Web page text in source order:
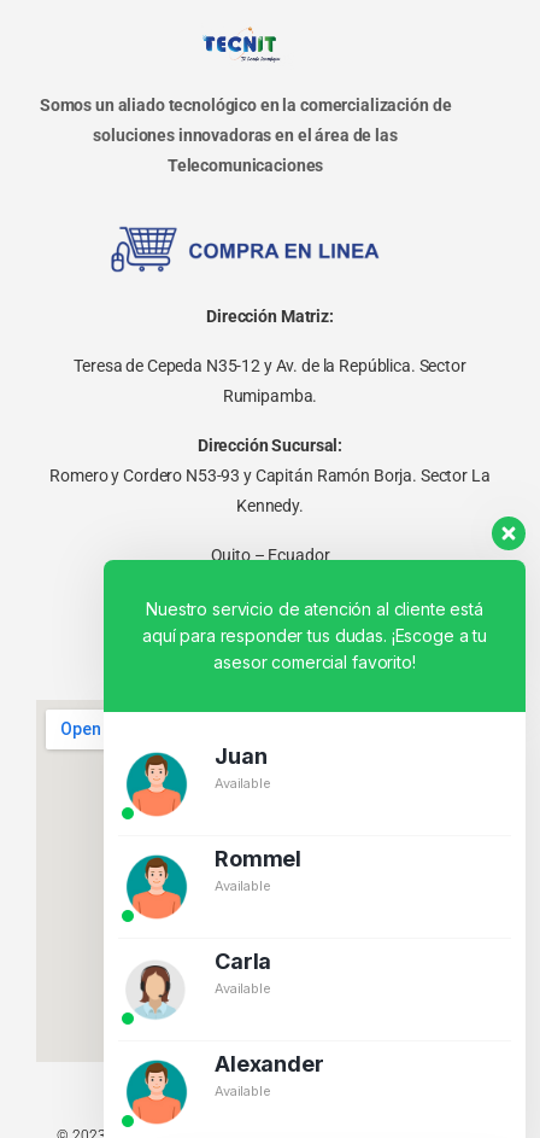
Somos un aliado tecnológico en la comercialización de
soluciones innovadoras en el área de las
Telecomunicaciones
Dirección Matriz:
Teresa de Cepeda N35-12 y Av. de la República. Sector
Rumipamba.
Dirección Sucursal:
Romero y Cordero N53-93 y Capitán Ramón Borja. Sector La
Kennedy.
Quito – Ecuador
Nuestro servicio de atención al cliente está
aquí para responder tus dudas. ¡Escoge a tu
asesor comercial favorito!
Juan
Available
Rommel
Available
Carla
Available
Alexander
Available